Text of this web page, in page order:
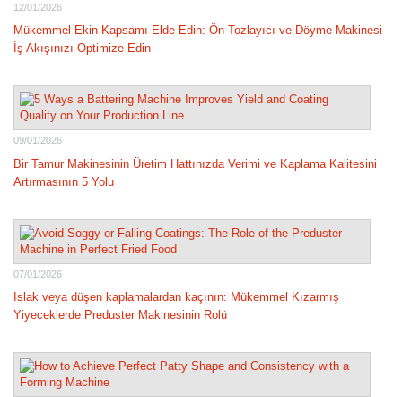
12/01/2026
Mükemmel Ekin Kapsamı Elde Edin: Ön Tozlayıcı ve Döyme Makinesi
İş Akışınızı Optimize Edin
09/01/2026
Bir Tamur Makinesinin Üretim Hattınızda Verimi ve Kaplama Kalitesini
Artırmasının 5 Yolu
07/01/2026
Islak veya düşen kaplamalardan kaçının: Mükemmel Kızarmış
Yiyeceklerde Preduster Makinesinin Rolü